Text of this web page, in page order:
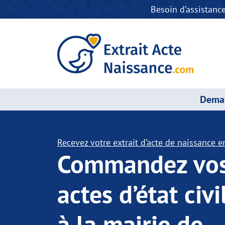
Besoin
Recevez votre extrait d’acte de naissance
Commandez
actes d’état